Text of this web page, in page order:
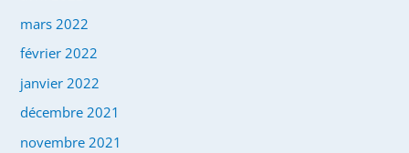
mars 2022
février 2022
janvier 2022
décembre 2021
novembre 2021